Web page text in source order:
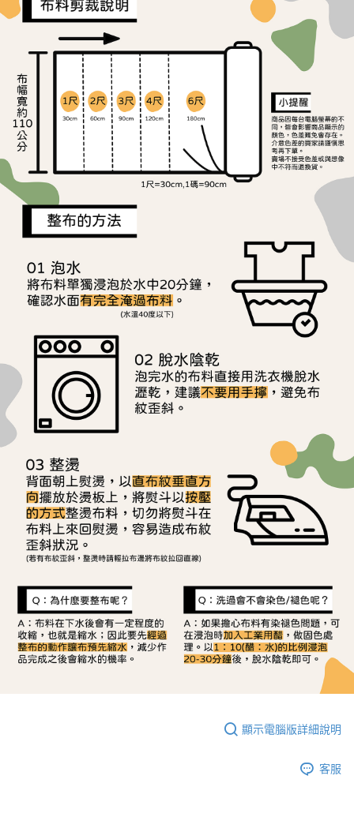
消。如遇「轉專審核」未通過狀況，表示未達大哥付你分期系統評分，恕無
法說明評估內容。
1.分期款項不併入電信帳單，「大哥付你分期」於每月結算日後寄送繳費提
2.透過簡訊連結打開帳單後，可選擇「超商條碼／台灣大直營門市／銀行轉
帳／街口支付／iPASS MONEY」等通路繳費。
【注意事項】
1.本服務係由「台灣大哥大股份有限公司」（以下簡稱本公司）所提供，讓
用戶於交易時，得透過本服務購買商品或服務，並由商店將買賣／分期付款
買賣價金債權讓與本公司後，依約使用本公司帳單繳交帳款。
2.基於同意付款使用「大哥付你分期」之契約關係目的，商店將以您的個人
資料（包含姓名、電話或地址）提供予台灣大哥大進項蒐集、處理及利用，
由本公司與您本人進行分期帳單所需資料之確認、核對及更正。
3.完整用戶服務條款，請詳閱以下連結：
２．便利：只要手機號碼，簡訊認證，即可結帳。
３．安心：先確認商品／服務後，再付款。
【「AFTEE先享後付」結帳流程】
１．於結帳方式選擇「AFTEE先享後付」後，將跳轉至「AFTEE先享後付」
結帳頁面，進行簡訊認證並確認金額後，即可完成結帳。
２．訂單成立數日內，您將收到繳費通知簡訊。
３．收到繳費通知簡訊後14天內，點擊此簡訊中的連結，可透過四大超商／
ATM／網路銀行／等多元方式進行付款，方視為交易完成。
※ 請注意：結帳手續完成當下不需立刻繳費，但若您需要取消訂單，請聯絡
購買商品的店家。未經商家同意取消之訂單仍視為有效，需透過AFTEE先享
後付繳納相關費用。
※ 交易是否成功請以「AFTEE先享後付 」之結帳頁面顯示為準，若有關於
是否繳費成功／繳費後需取消欲退款等相關疑問，請聯繫「AFTEE先享後付
客戶支援中心」https://netprotections.freshdesk.com/support/home
【注意事項】
１．透過由恩沛科技股份有限公司提供之「AFTEE先享後付」服務完成之交
易，需依本服務之必要範圍內提供個人資料，並將交易相關給付款項請求債
權轉讓予恩沛科技股份有限公司。
２．關於個人資料處理事宜，請瀏覽以下網址：
https://aftee.tw/terms/#terms3
３．未成年的使用者請事先徵得法定代理人或監護人之同意方可使用
「AFTEE先享後付」，若未經同意申辦者引起之損失，本公司不負相關責
任。
４．使用「AFTEE先享後付」時，將依據個別帳號之用戶狀況，依本公司即
時審查核予不同之上限額度；若仍有額度不足之情形，本公司將視審查結果
請求用戶進行身份認證。
５．嚴禁一人註冊多個帳號或使用他人資訊註冊。若發現惡意使用之情形，
恩沛科技股份有限公司將有權停止該用戶之使用額度並採取法律行動。
運送方式
每筆NT$65，滿NT$1,500(含以上)免運費
7-11取貨付款
每筆NT$65，滿NT$1,500(含以上)免運費
宅配
每筆NT$150，滿NT$1,500(含以上)免運費
離島宅配
每筆NT$240
顯示電腦版詳細說明
客服